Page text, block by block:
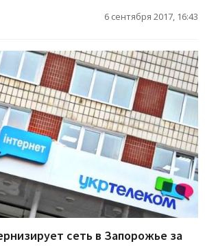
6 сентября 2017, 16:43
сеть в Запорожье за